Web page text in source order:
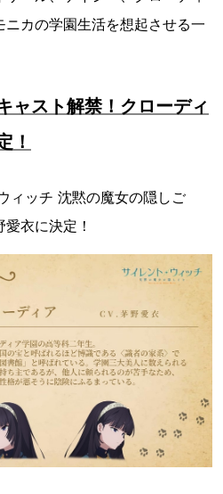
カの学園生活を想起させる一
ャスト解禁！クローディ
！
ィッチ 沈黙の魔女の隠しご
衣に決定！